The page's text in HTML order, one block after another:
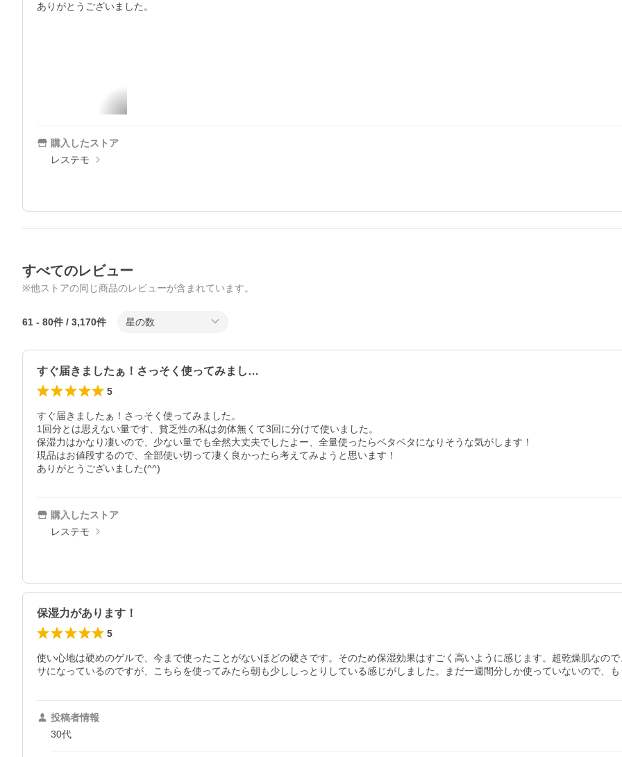
ありがとうございました。
購入したストア
レステモ
すべてのレビュー
※他ストアの同じ商品のレビューが含まれています。
61 - 80件 / 3,170件 星の数
すぐ届きましたぁ！さっそく使ってみまし…
5
すぐ届きましたぁ！さっそく使ってみました。
1回分とは思えない量です、貧乏性の私は勿体無くて3回に分けて使いました。
保湿力はかなり凄いので、少ない量でも全然大丈夫でしたよー、全量使ったらベタベタになりそうな気がします！
現品はお値段するので、全部使い切って凄く良かったら考えてみようと思います！
ありがとうございました(^^)
購入したストア
レステモ
保湿力があります！
5
使い心地は硬めのゲルで、今まで使ったことがないほどの硬さです。そのため保湿効果はすごく高いように感じます。超乾燥肌なの
サになっているのですが、こちらを使ってみたら朝も少ししっとりしている感じがしました。まだ一週間分しか使っていないので、も
投稿者情報
30代